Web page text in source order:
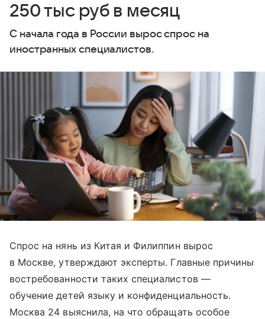
250 тыс руб в месяц
С начала года в России вырос спрос на
иностранных специалистов.
Спрос на нянь из Китая и Филиппин вырос
в Москве, утверждают эксперты. Главные причины
востребованности таких специалистов —
обучение детей языку и конфиденциальность.
Москва 24 выяснила, на что обращать особое